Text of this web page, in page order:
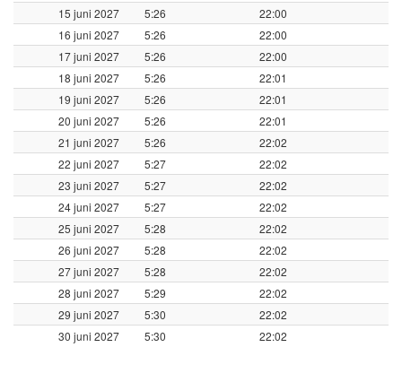
15 juni 2027
5:26
22:00
16 juni 2027
5:26
22:00
17 juni 2027
5:26
22:00
18 juni 2027
5:26
22:01
19 juni 2027
5:26
22:01
20 juni 2027
5:26
22:01
21 juni 2027
5:26
22:02
22 juni 2027
5:27
22:02
23 juni 2027
5:27
22:02
24 juni 2027
5:27
22:02
25 juni 2027
5:28
22:02
26 juni 2027
5:28
22:02
27 juni 2027
5:28
22:02
28 juni 2027
5:29
22:02
29 juni 2027
5:30
22:02
30 juni 2027
5:30 22:02